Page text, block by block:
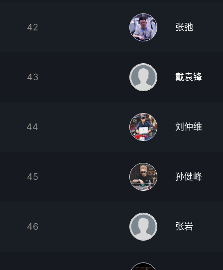
42 张弛
43 戴袁锋
44 刘仲维
45 孙健峰
46 张岩